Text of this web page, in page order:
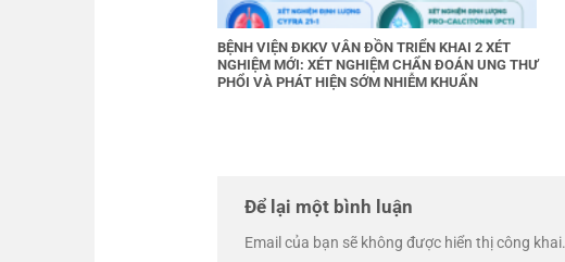
BỆNH VIỆN ĐKKV VÂN ĐỒN TRIỂN KHAI 2 XÉT
NGHIỆM MỚI: XÉT NGHIỆM CHẨN ĐOÁN UNG THƯ
PHỔI VÀ PHÁT HIỆN SỚM NHIỄM KHUẨN
Để lại một bình luận
Email của bạn sẽ không được hiển thị công khai.